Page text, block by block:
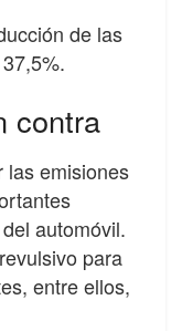
de las
contra
las emisiones
automóvil.
para
entre ellos,